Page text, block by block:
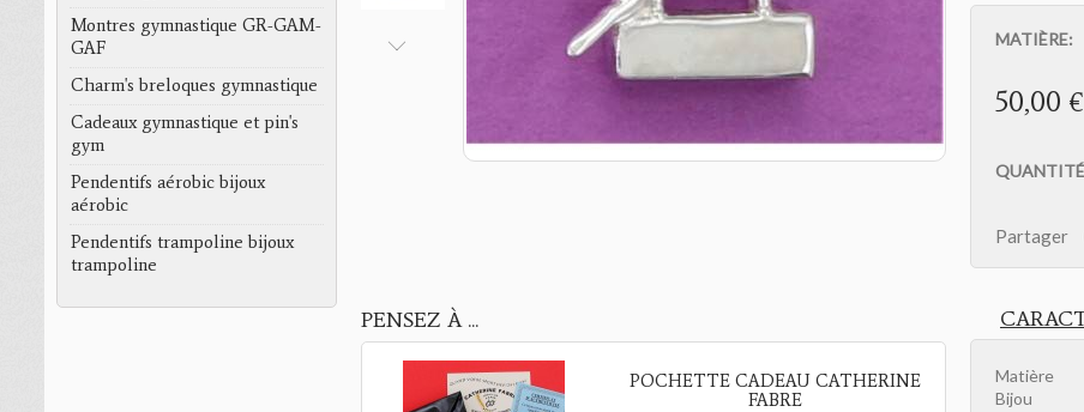
MATIÈRE:
50,00 €
QUANTITÉ
Partager
PENSEZ À ...
POCHETTE CADEAU CATHERINE
FABRE
Matière
Bijou
Montres gymnastique GR-GAM-
GAF
Charm's breloques gymnastique
Cadeaux gymnastique et pin's
gym
Pendentifs aérobic bijoux
aérobic
Pendentifs trampoline bijoux
trampoline